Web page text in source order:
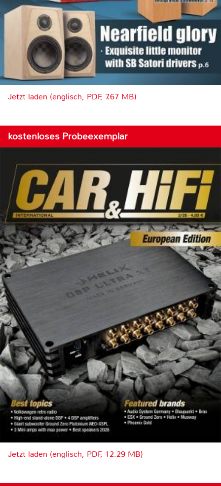
Jetzt laden (englisch, PDF, 7.67 MB)
kostenloses Probeexemplar
Jetzt laden (englisch, PDF, 12.29 MB)